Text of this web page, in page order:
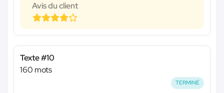
Avis du client
Texte #10
160 mots
TERMINÉ